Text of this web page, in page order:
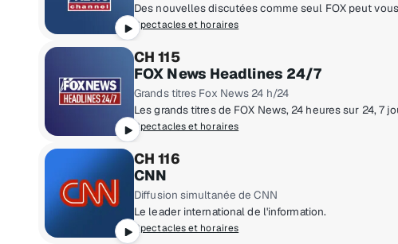
Des nouvelles discutées comme seul FOX peut
Spectacles et horaires
CH 115
FOX News Headlines 24/7
Grands titres Fox News 24 h/24
Les grands titres de FOX News, 24 heures sur 24, 7
Spectacles et horaires
CH 116
CNN
Diffusion simultanée de CNN
Le leader international de l'information.
Spectacles et horaires